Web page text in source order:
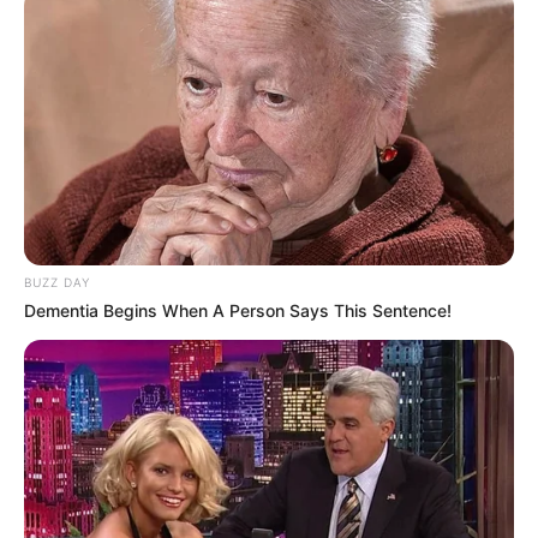
(foto: netflix)
Dari semua pasangan diElite, Guzman dan Nadia merupakan
BUZZ DAY
Dementia Begins When A Person Says This Sentence!